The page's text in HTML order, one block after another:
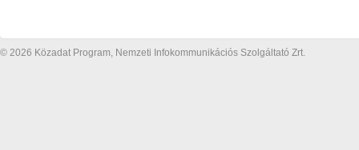
© 2026 Közadat Program, Nemzeti Infokommunikációs Szolgáltató Zrt.